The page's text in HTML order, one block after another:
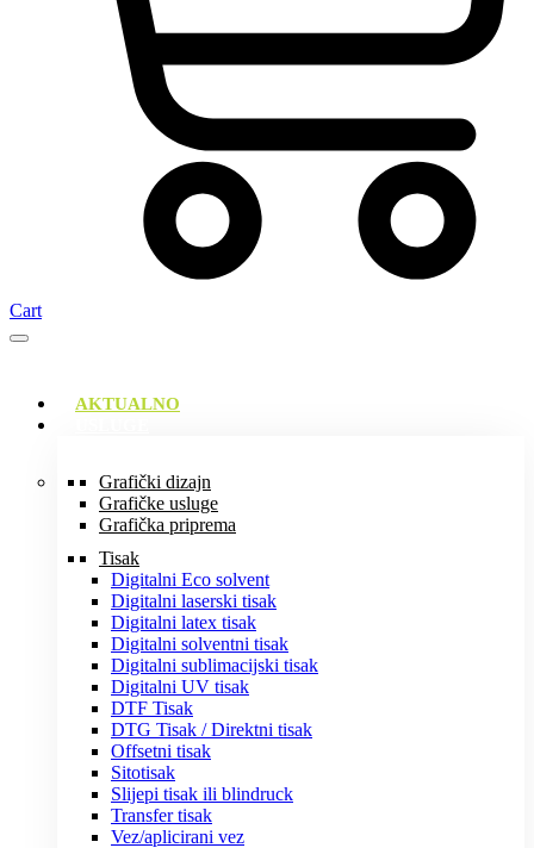
Cart
AKTUALNO
Grafički dizajn
Grafičke usluge
Grafička priprema
Tisak
Digitalni Eco solvent
Digitalni laserski tisak
Digitalni latex tisak
Digitalni solventni tisak
Digitalni sublimacijski tisak
Digitalni UV tisak
DTF Tisak
DTG Tisak / Direktni tisak
Offsetni tisak
Sitotisak
Slijepi tisak ili blindruck
Transfer tisak
Vez/aplicirani vez